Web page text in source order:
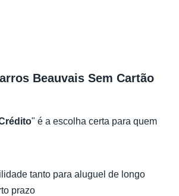
Beauvais Sem Cartão
" é a escolha certa para quem
tanto para aluguel de longo
prazo